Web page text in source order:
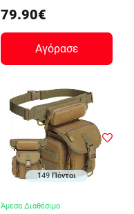
79.90€
Αγόρασε
149 Πόντοι
Άμεσα Διαθέσιμο